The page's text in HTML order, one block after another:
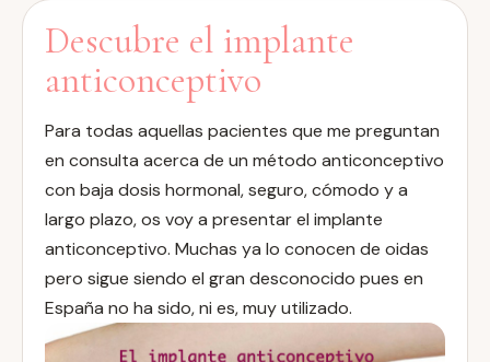
Descubre el implante
anticonceptivo
Para todas aquellas pacientes que me preguntan
en consulta acerca de un método anticonceptivo
con baja dosis hormonal, seguro, cómodo y a
largo plazo, os voy a presentar el implante
anticonceptivo. Muchas ya lo conocen de oidas
pero sigue siendo el gran desconocido pues en
España no ha sido, ni es, muy utilizado.